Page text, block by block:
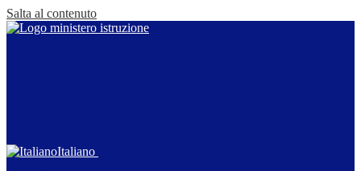
Salta al contenuto
Italiano